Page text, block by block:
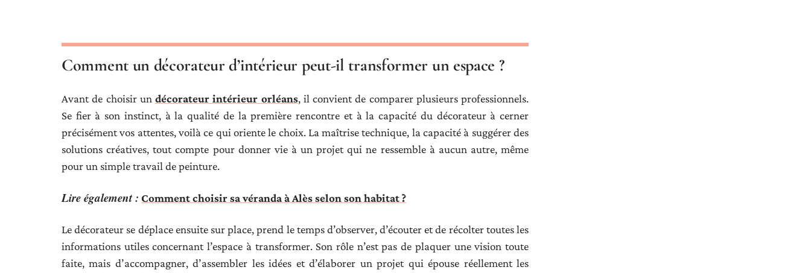
Comment un décorateur d’intérieur peut-il transformer un espace ?
Avant de choisir un décorateur intérieur orléans, il convient de comparer plusieurs professionnels.
Se fier à son instinct, à la qualité de la première rencontre et à la capacité du décorateur à cerner
précisément vos attentes, voilà ce qui oriente le choix. La maîtrise technique, la capacité à suggérer des
solutions créatives, tout compte pour donner vie à un projet qui ne ressemble à aucun autre, même
pour un simple travail de peinture.
Lire également : Comment choisir sa véranda à Alès selon son habitat ?
Le décorateur se déplace ensuite sur place, prend le temps d’observer, d’écouter et de récolter toutes les
informations utiles concernant l’espace à transformer. Son rôle n’est pas de plaquer une vision toute
faite, mais d’accompagner, d’assembler les idées et d’élaborer un projet qui épouse réellement les